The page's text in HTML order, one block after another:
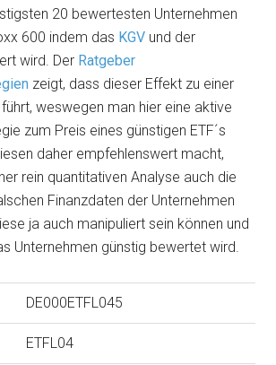
20 bewertesten Unternehmen
600 indem das KGV und der
wird. Der Ratgeber
zeigt, dass dieser Effekt zu einer
weswegen man hier eine aktive
zum Preis eines günstigen ETF´s
daher empfehlenswert macht,
rein quantitativen Analyse auch die
Finanzdaten der Unternehmen
ja auch manipuliert sein können und
Unternehmen günstig bewertet wird.
DE000ETFL045
ETFL04